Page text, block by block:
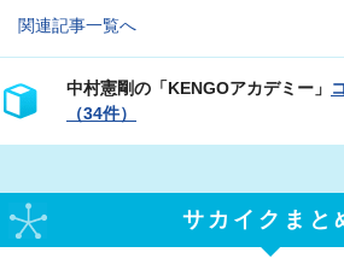
関連記事一覧へ
中村憲剛の「KENGOアカデミー」
（34件）
サカイクまと